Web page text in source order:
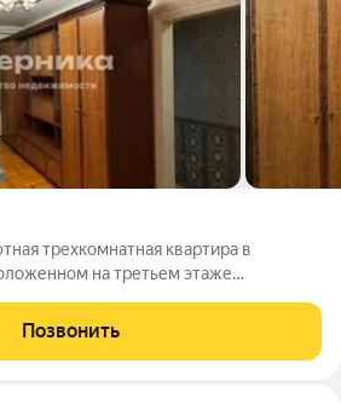
трехкомнатная квартира в
на третьем этаже
квартиры составляет 45
имеет площадь 6
Позвонить